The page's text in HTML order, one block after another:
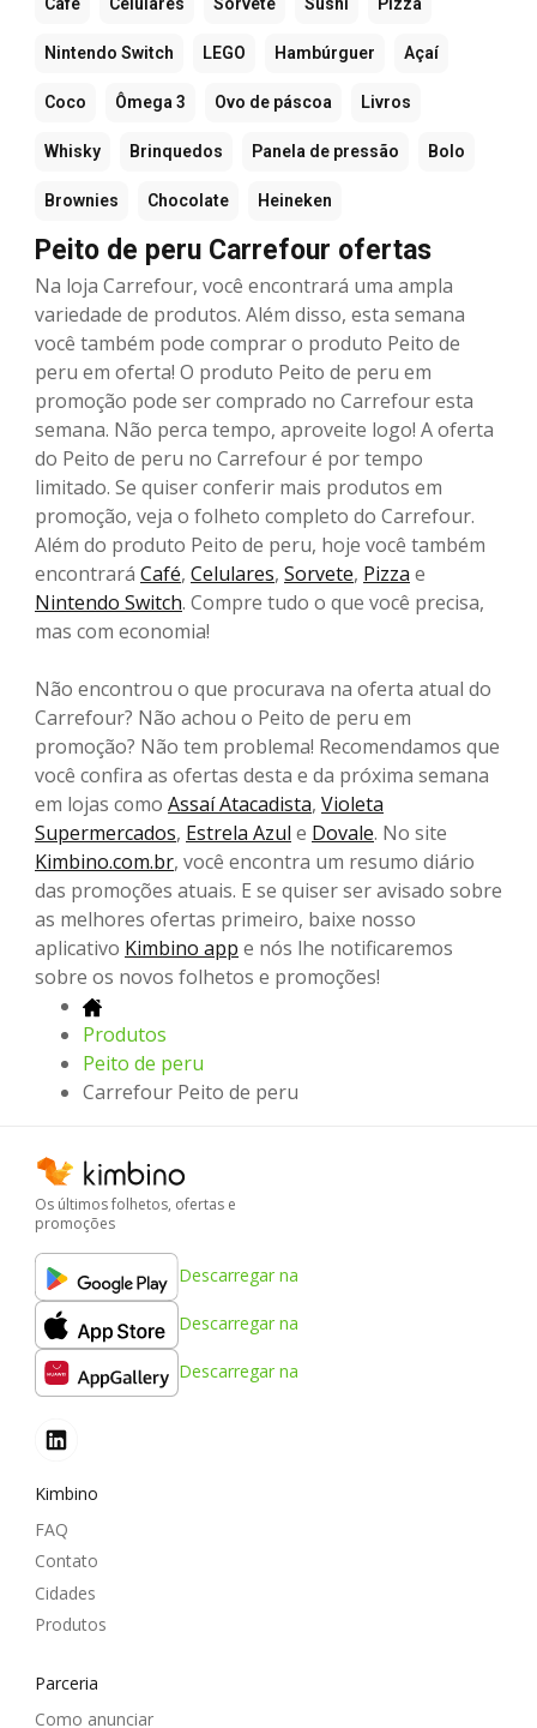
Café Celulares Sorvete Sushi Pizza
Nintendo Switch LEGO Hambúrguer Açaí
Coco Ômega 3 Ovo de páscoa Livros
Whisky Brinquedos Panela de pressão Bolo
Brownies Chocolate Heineken
Peito de peru Carrefour ofertas
Na loja Carrefour, você encontrará uma ampla
variedade de produtos. Além disso, esta semana
você também pode comprar o produto Peito de
peru em oferta! O produto Peito de peru em
promoção pode ser comprado no Carrefour esta
semana. Não perca tempo, aproveite logo! A oferta
do Peito de peru no Carrefour é por tempo
limitado. Se quiser conferir mais produtos em
promoção, veja o folheto completo do Carrefour.
Além do produto Peito de peru, hoje você também
encontrará Café, Celulares, Sorvete, Pizza e
Nintendo Switch. Compre tudo o que você precisa,
mas com economia!
Não encontrou o que procurava na oferta atual do
Carrefour? Não achou o Peito de peru em
promoção? Não tem problema! Recomendamos que
você confira as ofertas desta e da próxima semana
em lojas como Assaí Atacadista, Violeta
Supermercados, Estrela Azul e Dovale. No site
Kimbino.com.br, você encontra um resumo diário
das promoções atuais. E se quiser ser avisado sobre
as melhores ofertas primeiro, baixe nosso
aplicativo Kimbino app e nós lhe notificaremos
sobre os novos folhetos e promoções!
Produtos
Peito de peru
Carrefour Peito de peru
Os últimos folhetos, ofertas e
promoções
Descarregar na
Descarregar na
Descarregar na
Kimbino
FAQ
Contato
Cidades
Produtos
Parceria
Como anunciar